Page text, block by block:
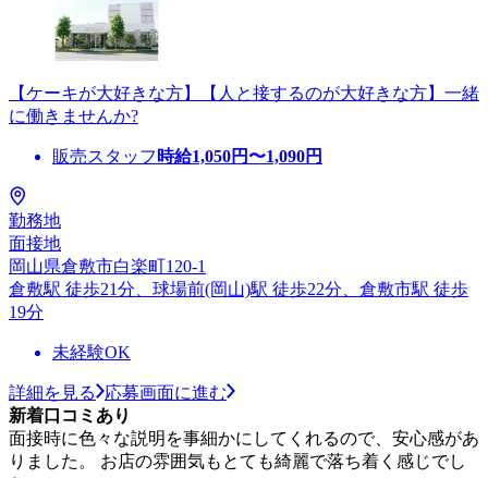
【ケーキが大好きな方】【人と接するのが大好きな方】一緒
に働きませんか?
販売スタッフ 時給1,050円〜1,090円
勤務地
面接地
岡山県倉敷市白楽町120-1
倉敷駅 徒歩21分、球場前(岡山)駅 徒歩22分、倉敷市駅 徒歩
19分
未経験OK
詳細を見る
応募画面に進む
新着口コミあり
面接時に色々な説明を事細かにしてくれるので、安心感があ
りました。 お店の雰囲気もとても綺麗で落ち着く感じでし